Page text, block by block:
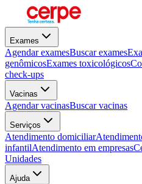
Exames
Agendar examesBuscar exames
genômicosExames toxicológicos
check-ups
Vacinas
Agendar vacinasBuscar vacinas
Serviços
Atendimento domiciliar
infantilAtendimento em empresas
Unidades
Ajuda